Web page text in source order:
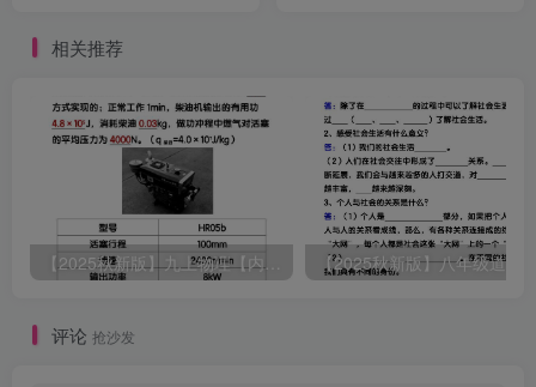
相关推荐
【2025秋新版】九上物理【内能】必刷易错题
评论 抢沙发